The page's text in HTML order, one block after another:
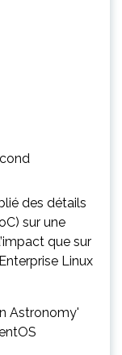
des détails
sur une
que sur
Linux